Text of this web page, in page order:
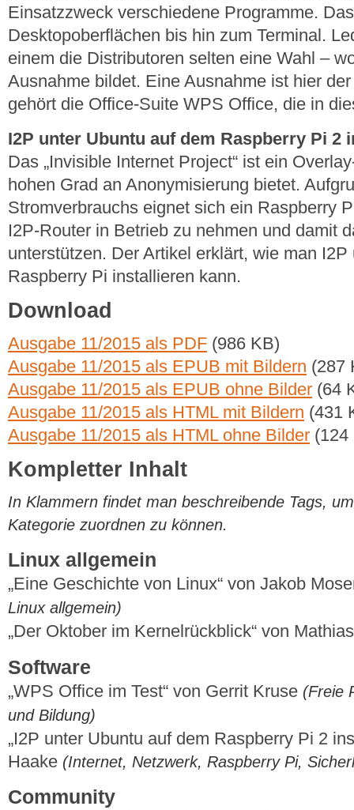
Einsatzzweck verschiedene Programme.
Desktopoberflächen bis hin zum Terminal.
einem die Distributoren selten eine Wahl –
Ausnahme bildet. Eine Ausnahme ist hier
gehört die Office-Suite WPS Office, die in
I2P unter Ubuntu auf dem Raspberry Pi 2
Das „Invisible Internet Project“ ist ein
hohen Grad an Anonymisierung bietet.
Stromverbrauchs eignet sich ein Raspberry
I2P-Router in Betrieb zu nehmen und damit
unterstützen. Der Artikel erklärt, wie man
Raspberry Pi installieren kann.
Download
Ausgabe 11/2015 als PDF (986 KB)
Ausgabe 11/2015 als EPUB mit Bildern (287
Ausgabe 11/2015 als EPUB ohne Bilder (64
Ausgabe 11/2015 als HTML mit Bildern (431
Ausgabe 11/2015 als HTML ohne Bilder (124
Kompletter Inhalt
In Klammern findet man beschreibende Tags,
Kategorie zuordnen zu können.
Linux allgemein
„Eine Geschichte von Linux“ von Jakob
Linux allgemein)
„Der Oktober im Kernelrückblick“ von
Software
„WPS Office im Test“ von Gerrit Kruse (Freie
und Bildung)
„I2P unter Ubuntu auf dem Raspberry Pi 2
Haake (Internet, Netzwerk, Raspberry Pi,
Community